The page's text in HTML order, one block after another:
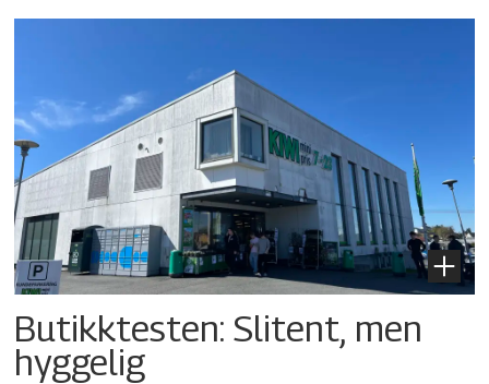
Butikktesten: Slitent, men
hyggelig